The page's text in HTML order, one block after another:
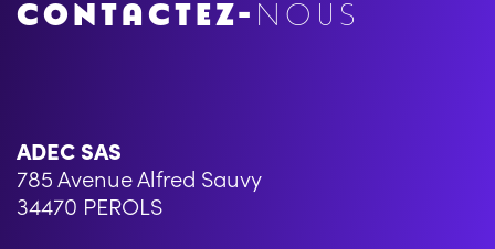
CONTACTEZ- NOUS
ADEC SAS
785 Avenue Alfred Sauvy
34470 PEROLS